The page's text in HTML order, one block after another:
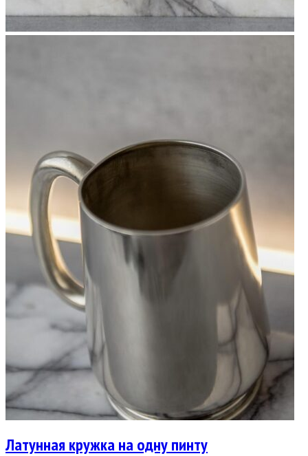
Латунная кружка на одну пинту